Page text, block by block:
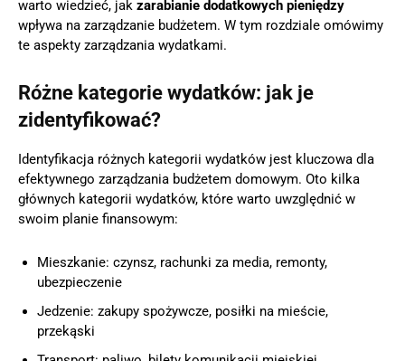
warto wiedzieć, jak zarabianie dodatkowych pieniędzy
wpływa na zarządzanie budżetem. W tym rozdziale omówimy
te aspekty zarządzania wydatkami.
Różne kategorie wydatków: jak je
zidentyfikować?
Identyfikacja różnych kategorii wydatków jest kluczowa dla
efektywnego zarządzania budżetem domowym. Oto kilka
głównych kategorii wydatków, które warto uwzględnić w
swoim planie finansowym:
Mieszkanie: czynsz, rachunki za media, remonty,
ubezpieczenie
Jedzenie: zakupy spożywcze, posiłki na mieście,
przekąski